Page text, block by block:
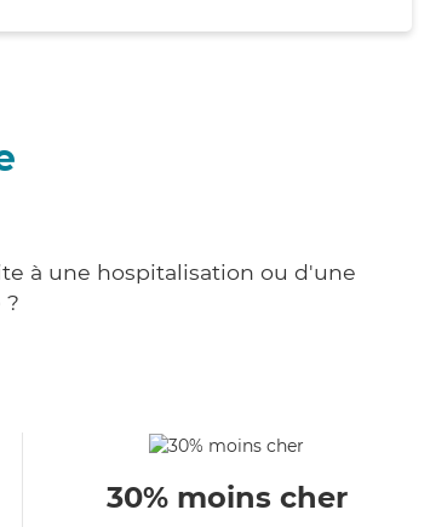
à une hospitalisation ou d'une
?
30% moins cher